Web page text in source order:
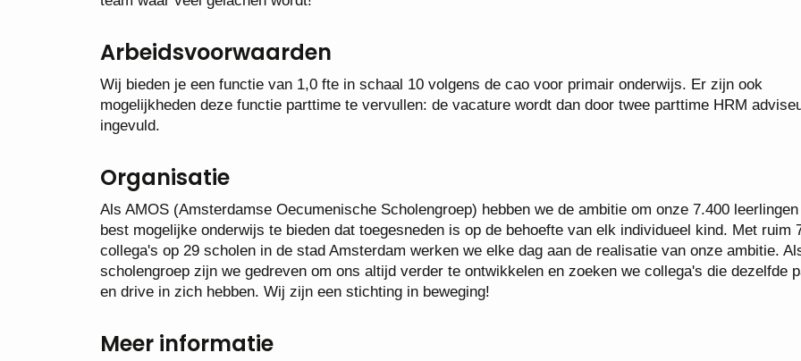
Arbeidsvoorwaarden
Wij bieden je een functie van 1,0 fte in schaal 10 volgens de cao voor primair onderwijs. Er zijn ook
mogelijkheden deze functie parttime te vervullen: de vacature wordt dan door twee parttime HRM
ingevuld.
Organisatie
Als AMOS (Amsterdamse Oecumenische Scholengroep) hebben we de ambitie om onze 7.400
best mogelijke onderwijs te bieden dat toegesneden is op de behoefte van elk individueel kind. Met ruim
collega's op 29 scholen in de stad Amsterdam werken we elke dag aan de realisatie van onze ambitie.
scholengroep zijn we gedreven om ons altijd verder te ontwikkelen en zoeken we collega's die dezelfde
en drive in zich hebben. Wij zijn een stichting in beweging!
Meer informatie